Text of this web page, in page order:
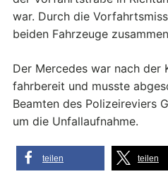
war. Durch die
beiden Fahrzeuge
Der Mercedes war nach der
fahrbereit und musste
Beamten des Polizeireviers
um die Unfallaufnahme.
teilen teilen